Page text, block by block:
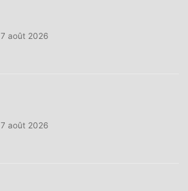
7 août 2026
7 août 2026